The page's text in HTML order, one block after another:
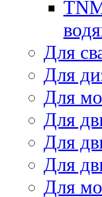
Для
Для
Для
Для
Для
Для
Для